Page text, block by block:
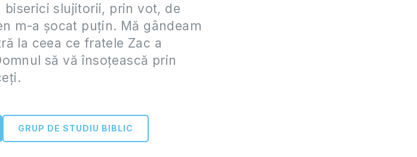
biserici slujitorii, prin vot, de
m-a șocat puțin. Mă gândeam
la ceea ce fratele Zac a
să vă însoțească prin
GRUP DE STUDIU BIBLIC